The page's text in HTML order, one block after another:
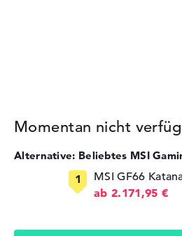
Momentan nicht
Alternative: Beliebtes MSI
MSI GF66
ab 2.171,95 €